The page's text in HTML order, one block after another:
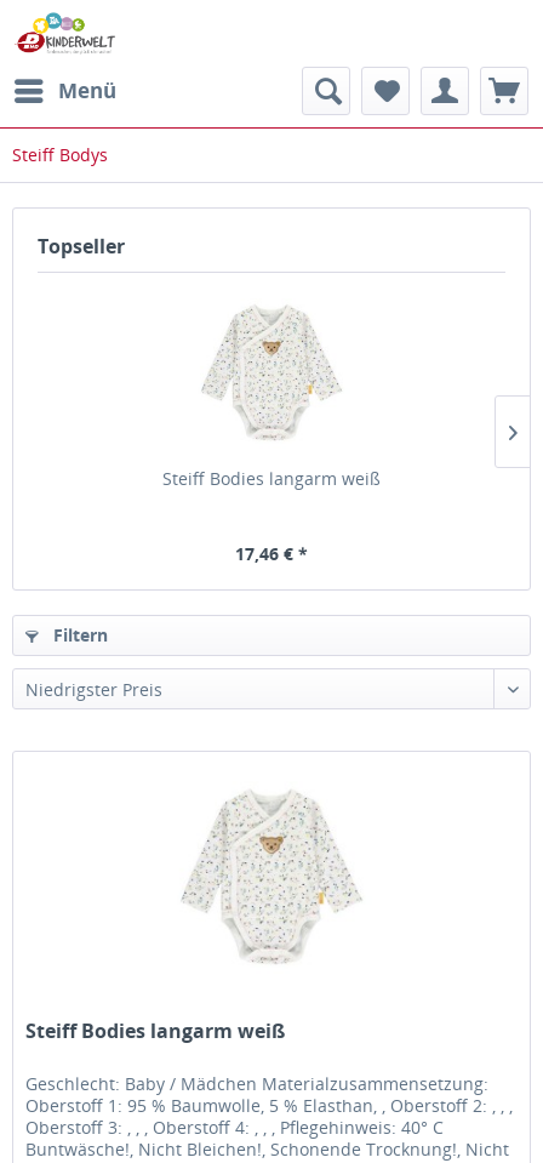
Menü
Steiff Bodys
Topseller
Steiff Bodies langarm weiß
17,46 € *
Filtern
Steiff Bodies langarm weiß
Geschlecht: Baby / Mädchen Materialzusammensetzung:
Oberstoff 1: 95 % Baumwolle, 5 % Elasthan, , Oberstoff 2: , , ,
Oberstoff 3: , , , Oberstoff 4: , , , Pflegehinweis: 40° C
Buntwäsche!, Nicht Bleichen!, Schonende Trocknung!, Nicht